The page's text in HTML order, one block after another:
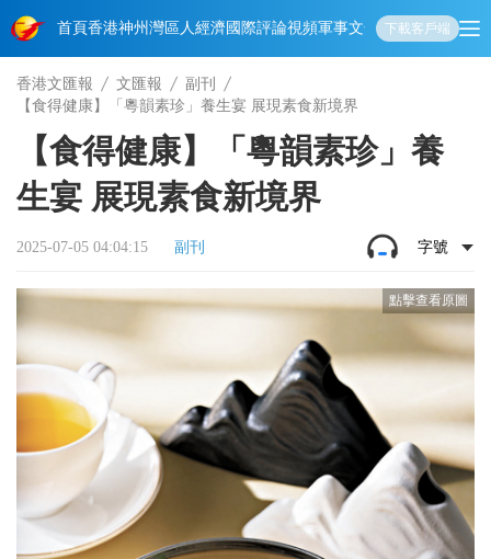
首頁香港神州 灣區人經濟國際評論視頻軍事文化 娛樂生活教育體
下載客戶端
香港文匯報 文匯報
副刊
【食得健康】「粵韻素珍」養生宴 展現素食新境界
【食得健康】「粵韻素珍」養
生宴 展現素食新境界
2025-07-05 04:04:15 副刊 字號